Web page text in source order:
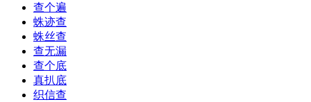
查个遍
蛛迹查
蛛丝查
查无漏
查个底
真扒底
织信查